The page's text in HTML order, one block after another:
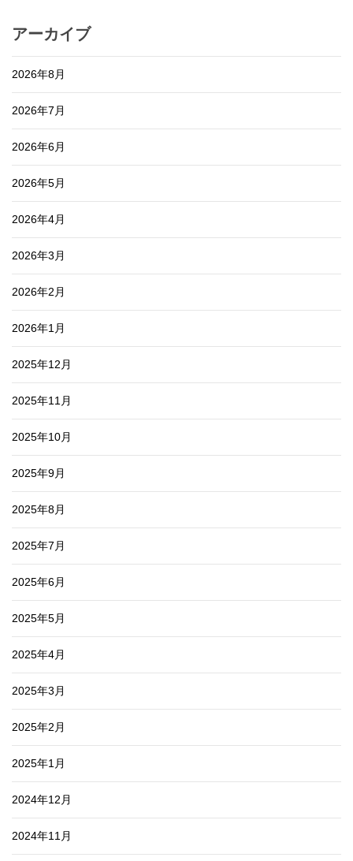
アーカイブ
2026年8月
2026年7月
2026年6月
2026年5月
2026年4月
2026年3月
2026年2月
2026年1月
2025年12月
2025年11月
2025年10月
2025年9月
2025年8月
2025年7月
2025年6月
2025年5月
2025年4月
2025年3月
2025年2月
2025年1月
2024年12月
2024年11月